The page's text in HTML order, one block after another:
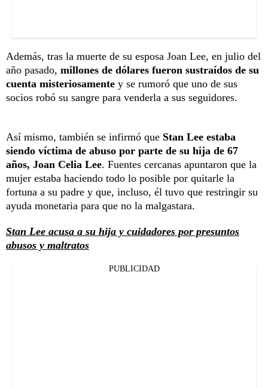
Además, tras la muerte de su esposa Joan Lee, en julio del
año pasado, millones de dólares fueron sustraídos de su
cuenta misteriosamente y se rumoró que uno de sus
socios robó su sangre para venderla a sus seguidores.
Así mismo, también se infirmó que Stan Lee estaba
siendo víctima de abuso por parte de su hija de 67
años, Joan Celia Lee. Fuentes cercanas apuntaron que la
mujer estaba haciendo todo lo posible por quitarle la
fortuna a su padre y que, incluso, él tuvo que restringir su
ayuda monetaria para que no la malgastara.
Stan Lee acusa a su hija y cuidadores por presuntos
abusos y maltratos
PUBLICIDAD